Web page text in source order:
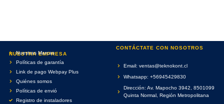
NUESTRA EMPRESA
Nuestras Marcas
Políticas de garantía
Link de pago Webpay Plus
Quiénes somos
Políticas de envió
Registro de instaladores
CONTÁCTATE CON NOSOTROS
Email: ventas@teknokont.cl
Whatsapp: +56945429830
Dirección: Av. Mapocho 3942, 8501099
Quinta Normal, Región Metropolitana